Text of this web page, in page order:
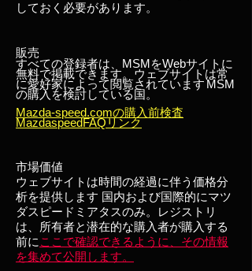
しておく必要があります。
販売
すべての登録者は、MSMをWebサイトに
無料で掲載できます。ウェブサイトは常
に愛好家によって閲覧されていますMSM
の購入を検討している国。
Mazda-speed.comの購入前検査
MazdaspeedFAQリンク
市場価値
ウェブサイトは時間の経過に伴う価格分
析を提供します 国内および国際的にマツ
ダスピードミアタスのみ。レジストリ
は、所有者と潜在的な購入者が購入する
前に ここで確認できるように、その情報
を集めて公開します。